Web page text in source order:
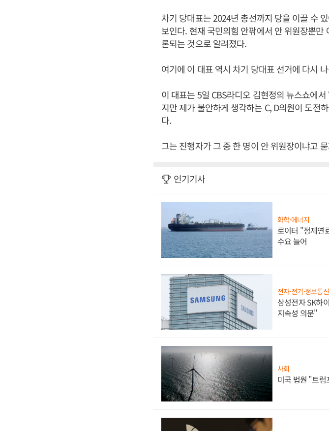
차기 당대표는 2024년 총선까지 당을 이끌 수
보인다. 현재 국민의힘 안팎에서 안 위원장뿐만
론되는 것으로 알려졌다.
여기에 이 대표 역시 차기 당대표 선거에 다시
이 대표는 5일 CBS라디오 김현정의 뉴스쇼에
지만 제가 불안하게 생각하는 C, D의원이 도전
다.
그는 진행자가 그 중 한 명이 안 위원장이냐고
인기기사
화학·에너지
로이터 "정제연
수요 늘어
전자·전기·정보통신
삼성전자 SK하
지속성 의문"
사회
미국 법원 "트럼